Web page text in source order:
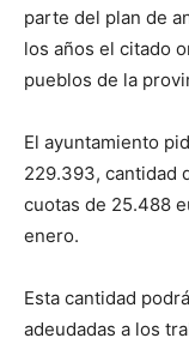
parte del plan de
los años el citado
pueblos de la
El ayuntamiento
229.393, cantidad
cuotas de 25.488
enero.
Esta cantidad
adeudadas a los